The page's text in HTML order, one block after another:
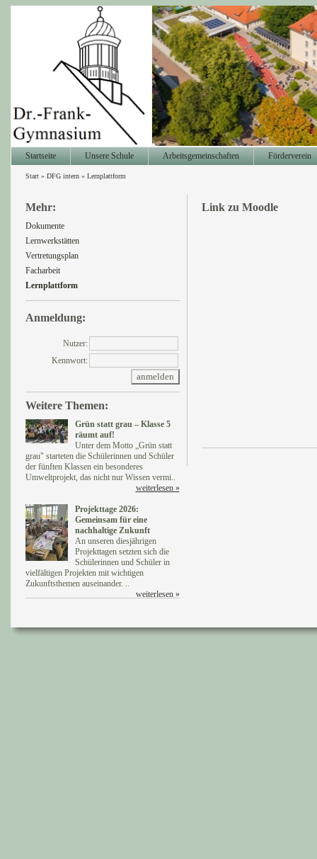
Startseite Unsere Schule Arbeitsgemeinschaften Förderverein
Start» DFG intern» Lernplattform
Mehr:
Dokumente
Lernwerkstätten
Vertretungsplan
Facharbeit
Lernplattform
Anmeldung:
Nutzer:
Kennwort:
Weitere Themen:
Grün statt grau – Klasse 5
räumt auf!
Unter dem Motto „Grün statt
grau" starteten die Schülerinnen und Schüler
der fünften Klassen ein besonderes
Umweltprojekt, das nicht nur Wissen vermi..
weiterlesen »
Projekttage 2026:
Gemeinsam für eine
nachhaltige Zukunft
An unseren diesjährigen
Projekttagen setzten sich die
Schülerinnen und Schüler in
vielfältigen Projekten mit wichtigen
Zukunftsthemen auseinander. ..
weiterlesen »
Link zu Moodle